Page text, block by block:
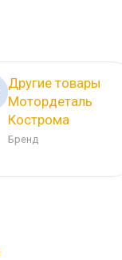
Другие товары
Мотордеталь
Кострома
Бренд